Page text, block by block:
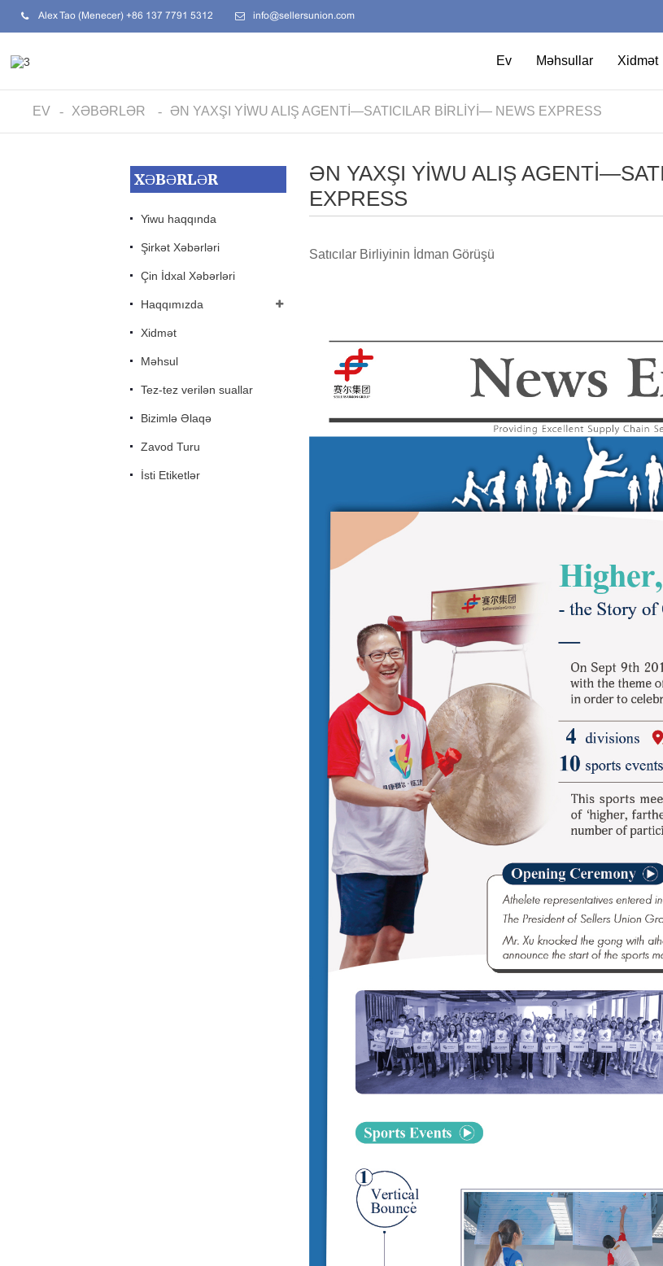
Alex Tao (Menecer) +86 137 7791 5312 info@sellersunion.com
Ev Məhsullar Xidmət
EV XƏBƏRLƏR ƏN YAXŞI YIWU ALIŞ AGENTI—SATICILAR BIRLIYI— NEWS EXPRESS
XƏBƏRLƏR
Yiwu haqqında
Şirkət Xəbərləri
Çin İdxal Xəbərləri
Haqqımızda
Xidmət
Məhsul
Tez-tez verilən suallar
Bizimlə Əlaqə
Zavod Turu
İsti Etiketlər
ƏN YAXŞI YIWU ALIŞ
EXPRESS
Satıcılar Birliyinin İdman Görüşü